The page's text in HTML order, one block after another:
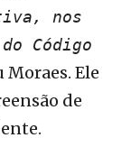
nos
Código
Moraes. Ele
de